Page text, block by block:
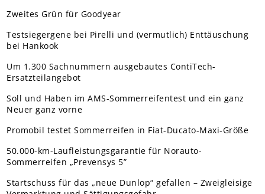
Zweites Grün für Goodyear
Testsiegergene bei Pirelli und (vermutlich) Enttäuschung
bei Hankook
Um 1.300 Sachnummern ausgebautes ContiTech-
Ersatzteilangebot
Soll und Haben im AMS-Sommerreifentest und ein ganz
Neuer ganz vorne
Promobil testet Sommerreifen in Fiat-Ducato-Maxi-Größe
50.000-km-Laufleistungsgarantie für Norauto-
Sommerreifen „Prevensys 5”
Startschuss für das „neue Dunlop“ gefallen – Zweigleisige